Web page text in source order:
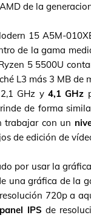
de la
15 A5M-
de la gama
5 5500U
L3 más 3 MB de
GHz y 4,1 GHz
de forma
trabajar con un
de edición de
por usar la
una gráfica de la
720p a
panel IPS de